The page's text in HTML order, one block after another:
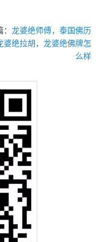
龙婆绝师傅，泰国佛历
婆绝拉胡，龙婆绝佛牌怎
么样